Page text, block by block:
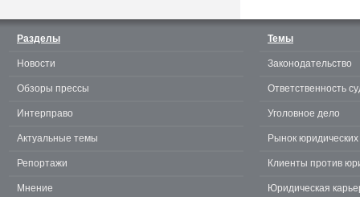
Разделы
Новости
Обзоры прессы
Интерправо
Актуальные темы
Репортажи
Мнение
Темы
Законодательство
Ответственность
Уголовное дело
Рынок юридических
Клиенты против
Юридическая